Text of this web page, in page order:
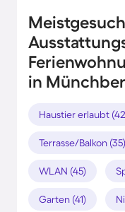
in
Haustier erlaubt
Terrasse/Balkon (35)
WLAN (45)
Garten (41)